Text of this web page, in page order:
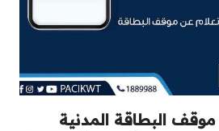
موقف البطاقة المدنية